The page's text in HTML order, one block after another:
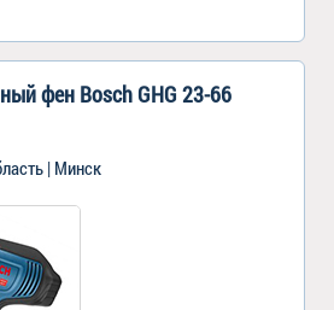
фен Bosch GHG 23-66
| Минск